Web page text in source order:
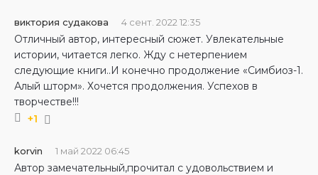
виктория судакова 4 сент. 2022 12:35
Отличный автор, интересный сюжет. Увлекательные
истории, читается легко. Жду с нетерпением
следующие книги..И конечно продолжение «Симбиоз-1.
Алый шторм». Хочется продолжения. Успехов в
творчестве!!!
+1
korvin 1 май 2022 06:45
Автор замечательный,прочитал с удовольствием и